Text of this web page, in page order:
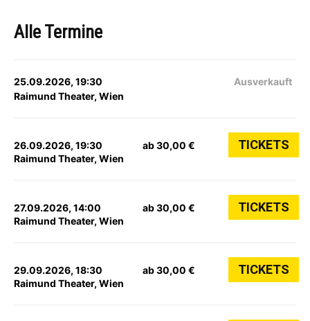
Alle Termine
25.09.2026, 19:30
Raimund Theater, Wien
Ausverkauft
26.09.2026, 19:30
Raimund Theater, Wien
ab 30,00 € TICKETS
27.09.2026, 14:00
Raimund Theater, Wien
ab 30,00 € TICKETS
29.09.2026, 18:30
Raimund Theater, Wien
ab 30,00 € TICKETS